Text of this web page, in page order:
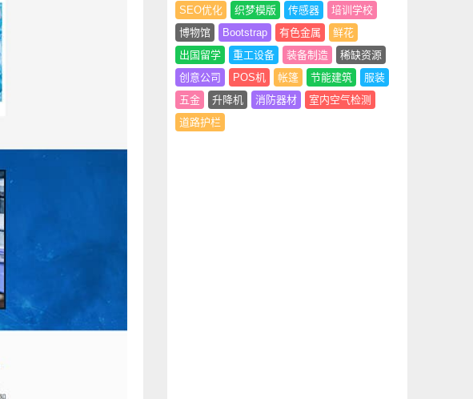
SEO优化
织梦模版 传感器
培训学校
博物馆
Bootstrap 有色金属
鲜花
出国留学
重工设备 装备制造
稀缺资源
创意公司
POS机 帐篷 节能建筑
服装
五金
升降机 消防器材
室内空气检测
道路护栏